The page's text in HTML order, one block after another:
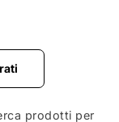
prodotti per